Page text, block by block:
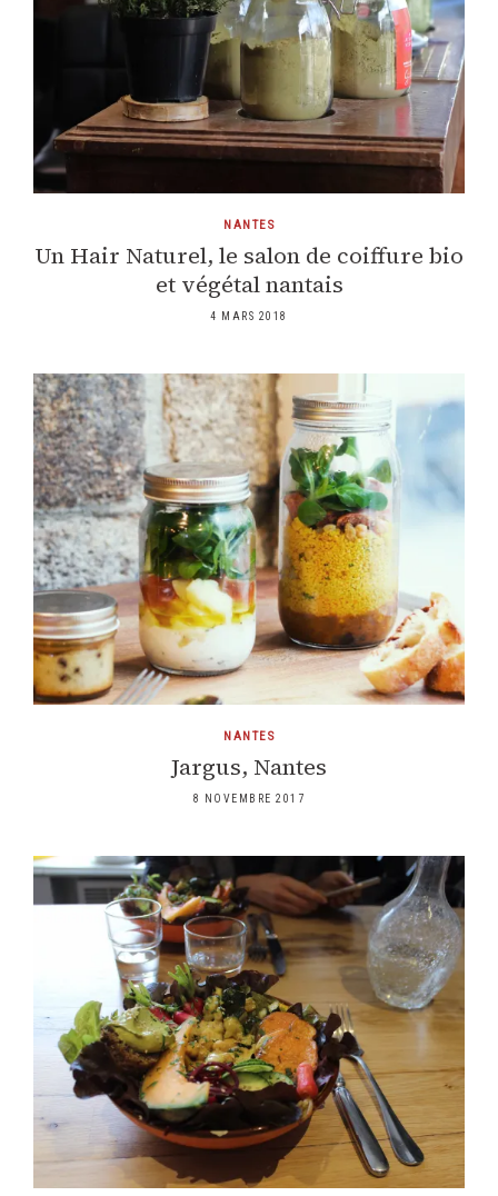
NANTES
Un Hair Naturel, le salon de coiffure bio
et végétal nantais
4 MARS 2018
NANTES
Jargus, Nantes
8 NOVEMBRE 2017